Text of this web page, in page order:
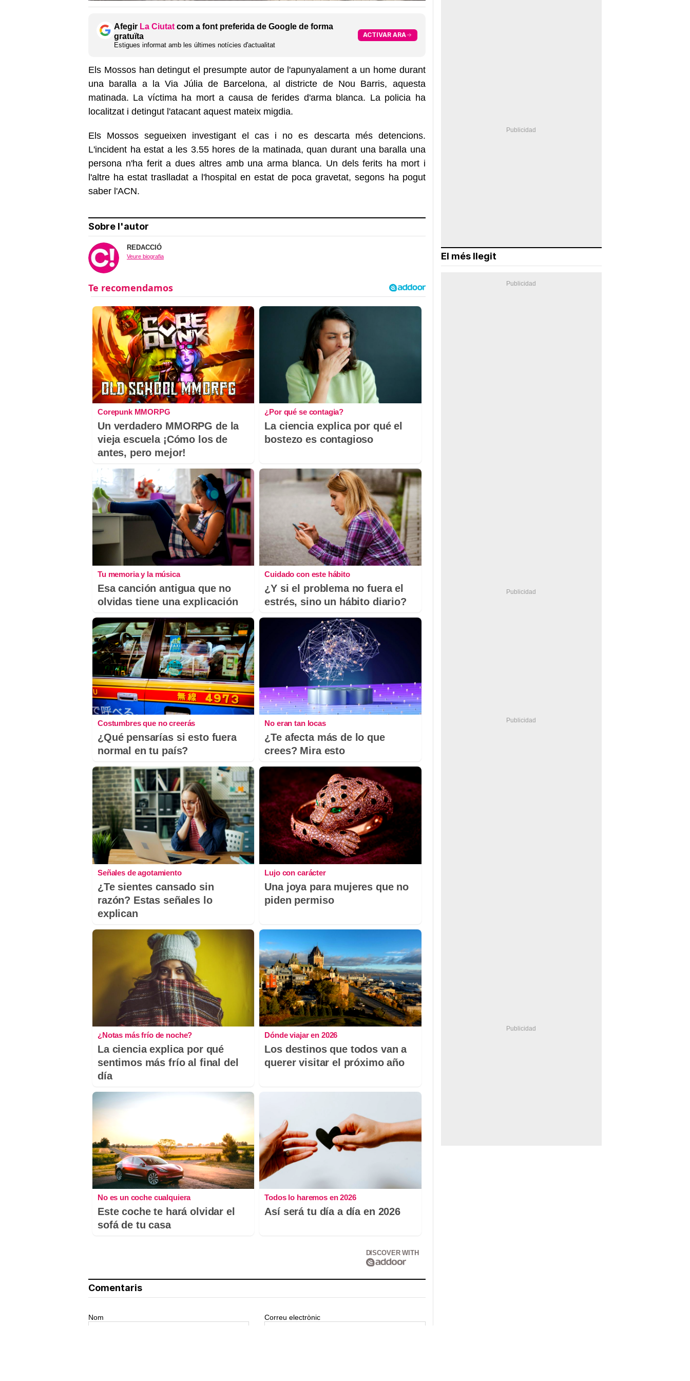
Afegir La Ciutat com a font preferida de Google de forma
gratuïta
Estigues informat amb les últimes notícies d'actualitat
ACTIVAR ARA
Els Mossos han detingut el presumpte autor de l'apunyalament a un home durant
una baralla a la Via Júlia de Barcelona, al districte de Nou Barris, aquesta
matinada. La víctima ha mort a causa de ferides d'arma blanca. La policia ha
localitzat i detingut l'atacant aquest mateix migdia.
Els Mossos segueixen investigant el cas i no es descarta més detencions.
L'incident ha estat a les 3.55 hores de la matinada, quan durant una baralla una
persona n'ha ferit a dues altres amb una arma blanca. Un dels ferits ha mort i
l'altre ha estat traslladat a l'hospital en estat de poca gravetat, segons ha pogut
saber l'ACN.
Sobre l'autor
REDACCIÓ
Veure biografia
Corepunk MMORPG
Un verdadero MMORPG de la
vieja escuela ¡Cómo los de
antes, pero mejor!
¿Por qué se contagia?
La ciencia explica por qué el
bostezo es contagioso
Tu memoria y la música
Esa canción antigua que no
olvidas tiene una explicación
Cuidado con este hábito
¿Y si el problema no fuera el
estrés, sino un hábito diario?
Costumbres que no creerás
¿Qué pensarías si esto fuera
normal en tu país?
No eran tan locas
¿Te afecta más de lo que
crees? Mira esto
Señales de agotamiento
¿Te sientes cansado sin
razón? Estas señales lo
explican
Lujo con carácter
Una joya para mujeres que no
piden permiso
¿Notas más frío de noche?
La ciencia explica por qué
sentimos más frío al final del
día
Dónde viajar en 2026
Los destinos que todos van a
querer visitar el próximo año
No es un coche cualquiera
Este coche te hará olvidar el
sofá de tu casa
Todos lo haremos en 2026
Así será tu día a día en 2026
DISCOVER WITH
Comentaris
Nom Correu electrònic
El més llegit